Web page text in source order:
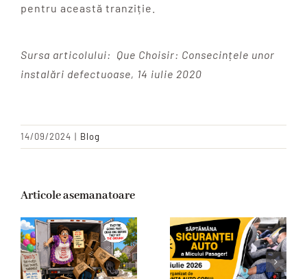
pentru această tranziție.
Sursa articolului: Que Choisir: Consecințele unor
instalări defectuoase, 14 iulie 2020
14/09/2024 | Blog
Articole asemanatoare